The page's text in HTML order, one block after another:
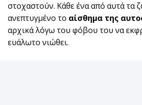
στοχαστούν. Κάθε ένα από αυτά τα
ανεπτυγμένο το αίσθημα της
αρχικά λόγω του φόβου του να
ευάλωτο νιώθει.